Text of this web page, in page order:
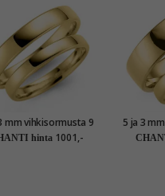
mm vihkisormusta 9
kultaa - setit
hinta 1001,-
5 ja 3